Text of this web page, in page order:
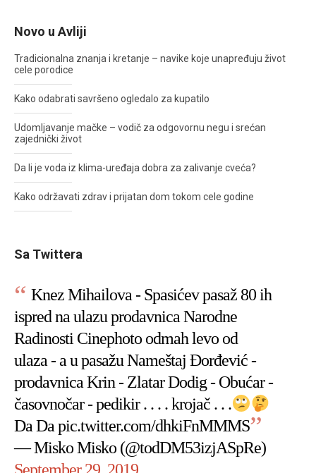
Novo u Avliji
Tradicionalna znanja i kretanje – navike koje unapređuju život
cele porodice
Kako odabrati savršeno ogledalo za kupatilo
Udomljavanje mačke – vodič za odgovornu negu i srećan
zajednički život
Da li je voda iz klima-uređaja dobra za zalivanje cveća?
Kako održavati zdrav i prijatan dom tokom cele godine
Sa Twittera
Knez Mihailova - Spasićev pasaž 80 ih
ispred na ulazu prodavnica Narodne
Radinosti Cinephoto odmah levo od
ulaza - a u pasažu Nameštaj Đorđević -
prodavnica Krin - Zlatar Dodig - Obućar -
časovnočar - pedikir . . . . krojač . . .
Da Dapic.twitter.com/dhkiFnMMMS
— Misko Misko (@todDM53izjASpRe)